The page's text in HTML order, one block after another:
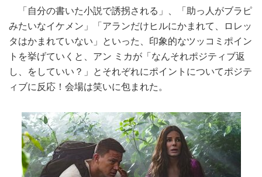
「自分の書いた小説で誘拐される」、「助っ人がブラピ
みたいなイケメン」「アランだけヒルにかまれて、ロレッ
タはかまれていない」といった、印象的なツッコミポイン
トを挙げていくと、アン ミカが「なんそれポジティブ返
し、をしていい？」とそれぞれにポイントについてポジテ
ィブに反応！会場は笑いに包まれた。